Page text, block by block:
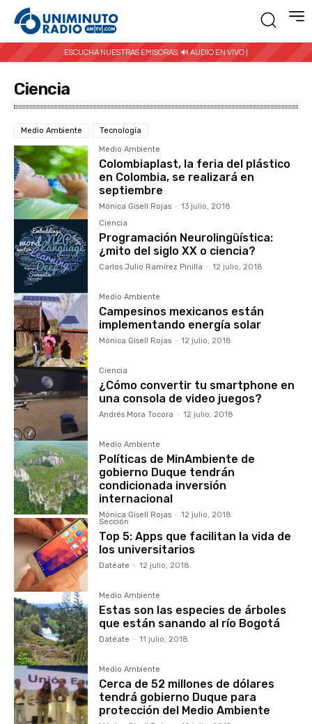
ESCUCHA NUESTRAS EMISORAS: 🔊 AUDIO EN VIVO |
Ciencia
Medio Ambiente Tecnología
Medio Ambiente
Colombiaplast, la feria del plástico
en Colombia, se realizará en
septiembre
Mónica Gisell Rojas - 13 julio, 2018
Ciencia
Programación Neurolingüística:
¿mito del siglo XX o ciencia?
Carlos Julio Ramírez Pinilla - 12 julio, 2018
Medio Ambiente
Campesinos mexicanos están
implementando energía solar
Mónica Gisell Rojas - 12 julio, 2018
Ciencia
¿Cómo convertir tu smartphone en
una consola de video juegos?
Andrés Mora Tocora - 12 julio, 2018
Medio Ambiente
Políticas de MinAmbiente de
gobierno Duque tendrán
condicionada inversión
internacional
Mónica Gisell Rojas - 12 julio, 2018
Sección
Top 5: Apps que facilitan la vida de
los universitarios
Datéate - 12 julio, 2018
Medio Ambiente
Estas son las especies de árboles
que están sanando al río Bogotá
Datéate - 11 julio, 2018
Medio Ambiente
Cerca de 52 millones de dólares
tendrá gobierno Duque para
protección del Medio Ambiente